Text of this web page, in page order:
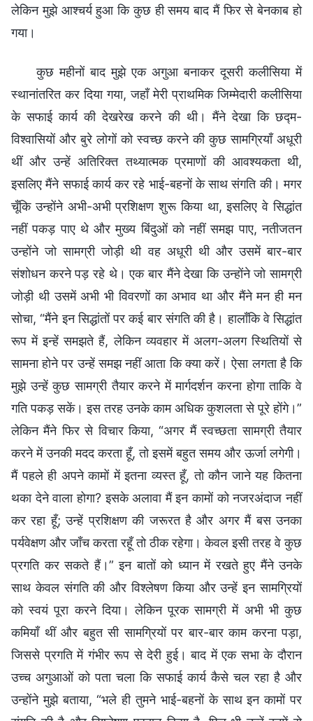
लेकिन मुझे आश्चर्य हुआ कि कुछ ही समय बाद मैं फिर से बेनकाब हो
गया।
कुछ महीनों बाद मुझे एक अगुआ बनाकर दूसरी कलीसिया में
स्थानांतरित कर दिया गया, जहाँ मेरी प्राथमिक जिम्मेदारी कलीसिया
के सफाई कार्य की देखरेख करने की थी। मैंने देखा कि छद्म-
विश्वासियों और बुरे लोगों को स्वच्छ करने की कुछ सामग्रियाँ अधूरी
थीं और उन्हें अतिरिक्त तथ्यात्मक प्रमाणों की आवश्यकता थी,
इसलिए मैंने सफाई कार्य कर रहे भाई-बहनों के साथ संगति की। मगर
चूँकि उन्होंने अभी-अभी प्रशिक्षण शुरू किया था, इसलिए वे सिद्धांत
नहीं पकड़ पाए थे और मुख्य बिंदुओं को नहीं समझ पाए, नतीजतन
उन्होंने जो सामग्री जोड़ी थी वह अधूरी थी और उसमें बार-बार
संशोधन करने पड़ रहे थे। एक बार मैंने देखा कि उन्होंने जो सामग्री
जोड़ी थी उसमें अभी भी विवरणों का अभाव था और मैंने मन ही मन
सोचा, “मैंने इन सिद्धांतों पर कई बार संगति की है। हालाँकि वे सिद्धांत
रूप में इन्हें समझते हैं, लेकिन व्यवहार में अलग-अलग स्थितियों से
सामना होने पर उन्हें समझ नहीं आता कि क्या करें। ऐसा लगता है कि
मुझे उन्हें कुछ सामग्री तैयार करने में मार्गदर्शन करना होगा ताकि वे
गति पकड़ सकें। इस तरह उनके काम अधिक कुशलता से पूरे होंगे।”
लेकिन मैंने फिर से विचार किया, “अगर मैं स्वच्छता सामग्री तैयार
करने में उनकी मदद करता हूँ, तो इसमें बहुत समय और ऊर्जा लगेगी।
मैं पहले ही अपने कामों में इतना व्यस्त हूँ, तो कौन जाने यह कितना
थका देने वाला होगा? इसके अलावा मैं इन कामों को नजरअंदाज नहीं
कर रहा हूँ; उन्हें प्रशिक्षण की जरूरत है और अगर मैं बस उनका
पर्यवेक्षण और जाँच करता रहूँ तो ठीक रहेगा। केवल इसी तरह वे कुछ
प्रगति कर सकते हैं।” इन बातों को ध्यान में रखते हुए मैंने उनके
साथ केवल संगति की और विश्लेषण किया और उन्हें इन सामग्रियों
को स्वयं पूरा करने दिया। लेकिन पूरक सामग्री में अभी भी कुछ
कमियाँ थीं और बहुत सी सामग्रियों पर बार-बार काम करना पड़ा,
जिससे प्रगति में गंभीर रूप से देरी हुई। बाद में एक सभा के दौरान
उच्च अगुआओं को पता चला कि सफाई कार्य कैसे चल रहा है और
उन्होंने मुझे बताया, “भले ही तुमने भाई-बहनों के साथ इन कामों पर